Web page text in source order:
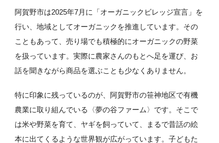
阿賀野市は2025年7月に「オーガニックビレッジ宣言」を
行い、地域としてオーガニックを推進しています。その
こともあって、売り場でも積極的にオーガニックの野菜
を扱っています。実際に農家さんのもとへ足を運び、お
話を聞きながら商品を選ぶことも少なくありません。
特に印象に残っているのが、阿賀野市の笹神地区で有機
農業に取り組んでいる〈夢の谷ファーム〉です。そこで
は米や野菜を育て、ヤギを飼っていて、まるで昔話の絵
本に出てくるような世界観が広がっています。子どもた